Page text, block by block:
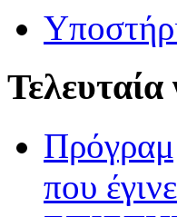
Τελευταία
που